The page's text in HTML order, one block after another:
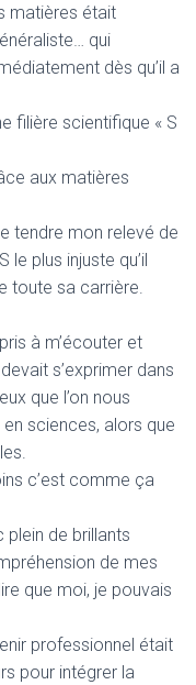
matières était
qui
dès qu’il a
filière scientifique « S
aux matières
tendre mon relevé de
le plus injuste qu’il
toute sa carrière.
à m’écouter et
s’exprimer dans
que l’on nous
en sciences, alors que
c’est comme ça
plein de brillants
de mes
que moi, je pouvais
professionnel était
pour intégrer la